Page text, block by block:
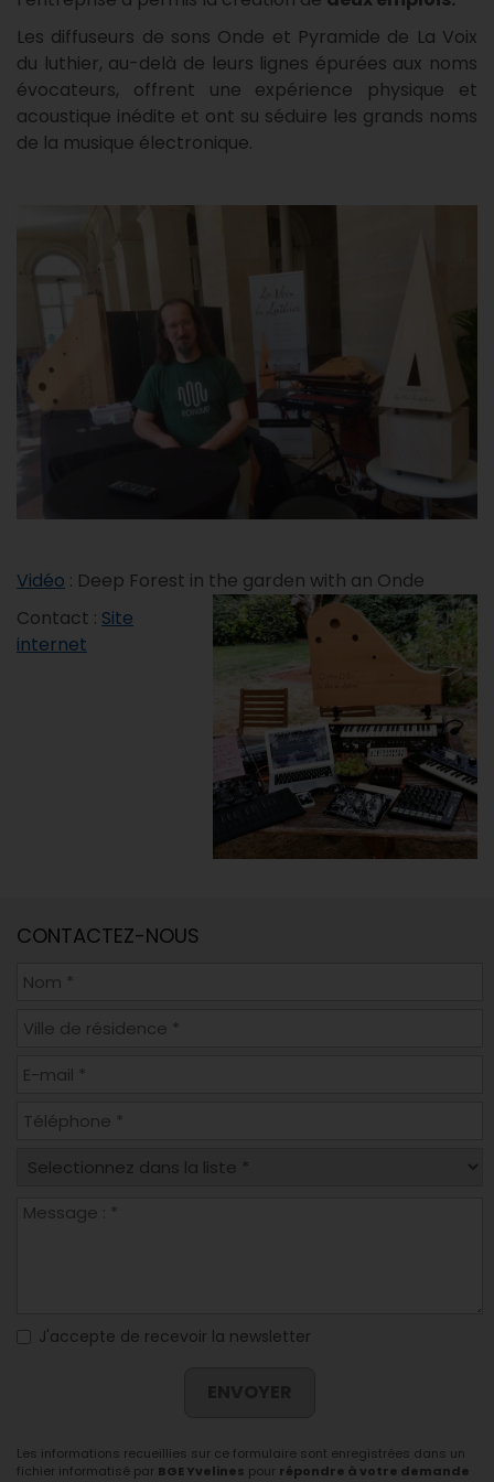
Les diffuseurs de sons Onde et Pyramide de La Voix
du luthier, au-delà de leurs lignes épurées aux noms
évocateurs, offrent une expérience physique et
acoustique inédite et ont su séduire les grands noms
de la musique électronique.
Vidéo : Deep Forest in the garden with an Onde
Contact : Site
internet
CONTACTEZ-NOUS
J'accepte de recevoir la newsletter
Les informations recueillies sur ce formulaire sont enregistrées dans un
fichier informatisé par BGE Yvelines pour répondre à votre demande